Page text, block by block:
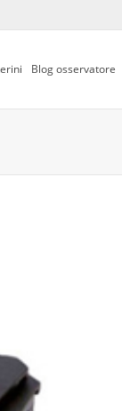
Blog osservatore